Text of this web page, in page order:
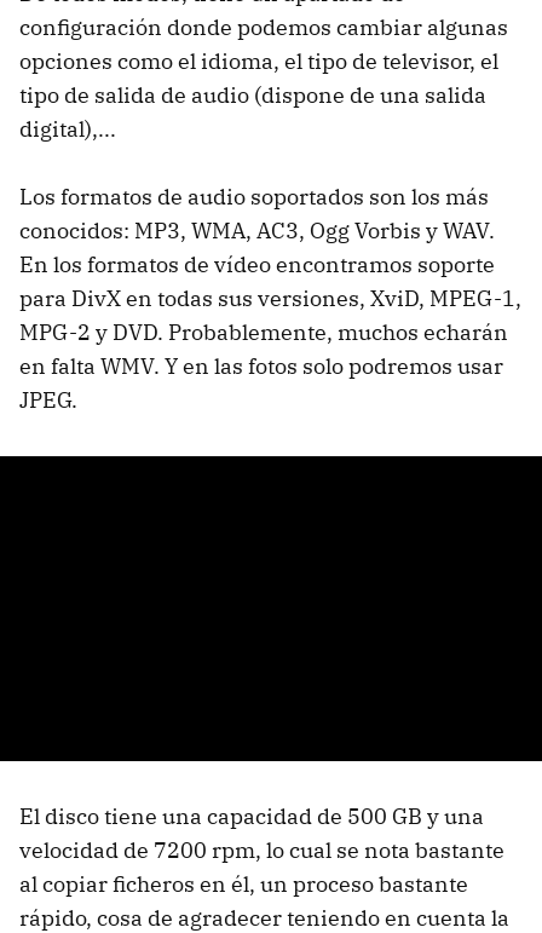
configuración donde podemos cambiar algunas
opciones como el idioma, el tipo de televisor, el
tipo de salida de audio (dispone de una salida
digital),...
Los formatos de audio soportados son los más
conocidos: MP3, WMA, AC3, Ogg Vorbis y WAV.
En los formatos de vídeo encontramos soporte
para DivX en todas sus versiones, XviD, MPEG-1,
MPG-2 y DVD. Probablemente, muchos echarán
en falta WMV. Y en las fotos solo podremos usar
JPEG.
El disco tiene una capacidad de 500 GB y una
velocidad de 7200 rpm, lo cual se nota bastante
al copiar ficheros en él, un proceso bastante
rápido, cosa de agradecer teniendo en cuenta la